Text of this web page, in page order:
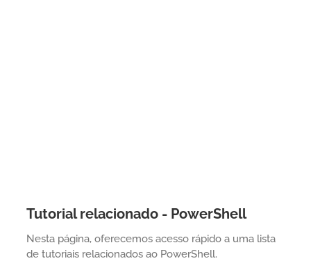
Tutorial relacionado - PowerShell
Nesta página, oferecemos acesso rápido a uma lista
de tutoriais relacionados ao PowerShell.